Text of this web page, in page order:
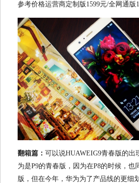
参考价格运营商定制版1599元/全网通版
翻箱篇： 可以说HUAWEIG9青春版的出
为是P9的青春版，因为在P8的时候，也
版，但在今年，华为为了产品线的更细